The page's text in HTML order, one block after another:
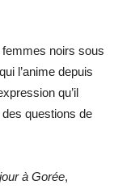
femmes noirs sous
l’anime depuis
qu’il
questions de
à Gorée,